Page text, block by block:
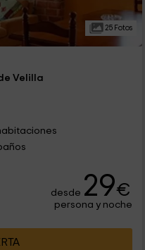
25 Fotos
Velilla
desde 29€
persona y noche